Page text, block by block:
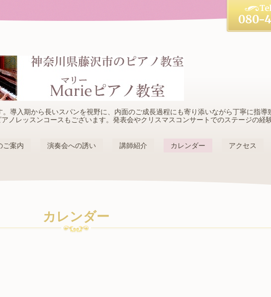
導入期から長いスパンを視野に、内面のご成長過程にも寄り添いながら丁寧に指導
ノレッスンコースもございます。発表会やクリスマスコンサートでのステージの経
080-
ご案内 演奏会への誘い 講師紹介 カレンダー アクセス
カレンダー